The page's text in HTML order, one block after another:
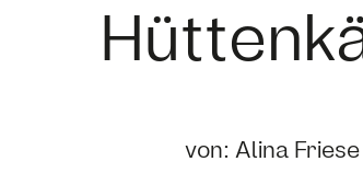
von: Alina Friese